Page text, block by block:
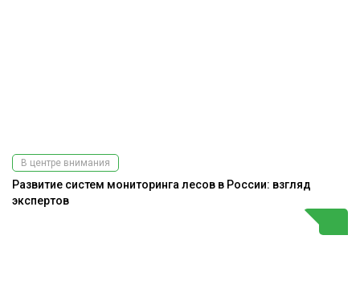
В центре внимания
Развитие систем мониторинга лесов в России: взгляд
экспертов